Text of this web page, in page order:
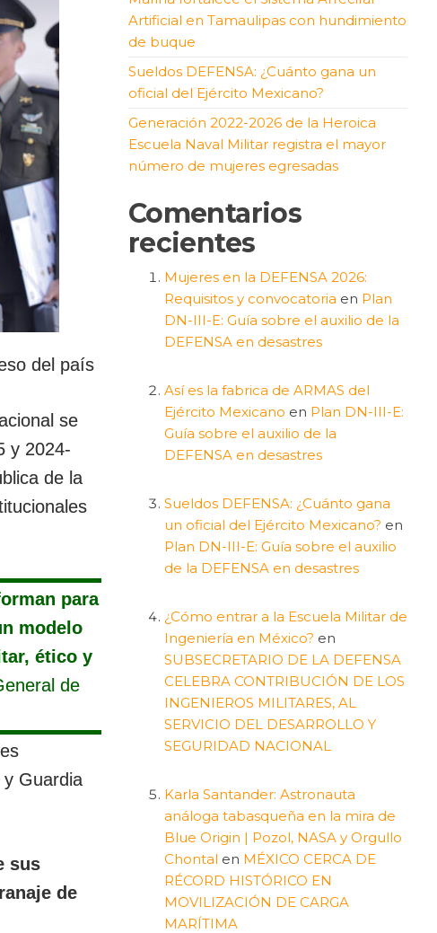
del país
se
y 2024-
de la
para
modelo
ético y
de
Guardia
sus
de
Artificial en Tamaulipas con hundimiento
de buque
Sueldos DEFENSA: ¿Cuánto gana un
oficial del Ejército Mexicano?
Generación 2022-2026 de la Heroica
Escuela Naval Militar registra el mayor
número de mujeres egresadas
Comentarios
recientes
Mujeres en la DEFENSA 2026:
Requisitos y convocatoria en Plan
DN-III-E: Guía sobre el auxilio de la
DEFENSA en desastres
Así es la fabrica de ARMAS del
Ejército Mexicano en Plan DN-III-E:
Guía sobre el auxilio de la
DEFENSA en desastres
Sueldos DEFENSA: ¿Cuánto gana
un oficial del Ejército Mexicano? en
Plan DN-III-E: Guía sobre el auxilio
de la DEFENSA en desastres
¿Cómo entrar a la Escuela Militar de
Ingeniería en México? en
SUBSECRETARIO DE LA DEFENSA
CELEBRA CONTRIBUCIÓN DE LOS
INGENIEROS MILITARES, AL
SERVICIO DEL DESARROLLO Y
SEGURIDAD NACIONAL
Karla Santander: Astronauta
análoga tabasqueña en la mira de
Blue Origin | Pozol, NASA y Orgullo
Chontal en MÉXICO CERCA DE
RÉCORD HISTÓRICO EN
MOVILIZACIÓN DE CARGA
MARÍTIMA